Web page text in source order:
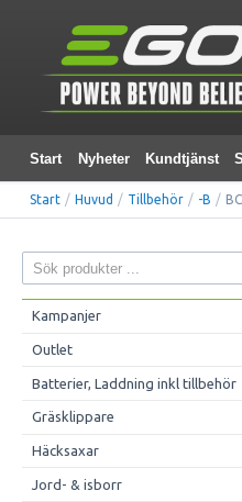
Start Nyheter Kundtjänst
Start / Huvud / Tillbehör / -B /
Kampanjer
Outlet
Batterier, Laddning inkl tillbehör
Gräsklippare
Häcksaxar
Jord- & isborr